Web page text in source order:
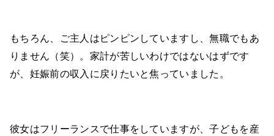
もちろん、ご主人はピンピンしていますし、無職でもあ
りません（笑）。家計が苦しいわけではないはずです
が、妊娠前の収入に戻りたいと焦っていました。
彼女はフリーランスで仕事をしていますが、子どもを産